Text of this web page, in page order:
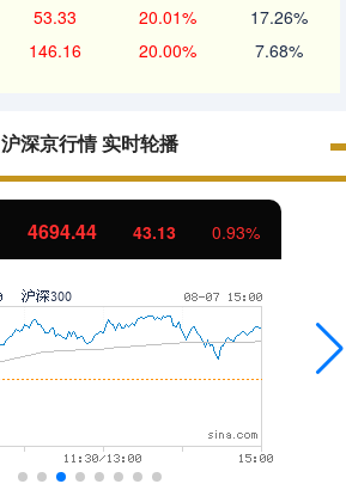
53.33 20.01% 17.26%
146.16 20.00% 7.68%
沪深京行情 实时轮播
4694.44 43.13 0.93%